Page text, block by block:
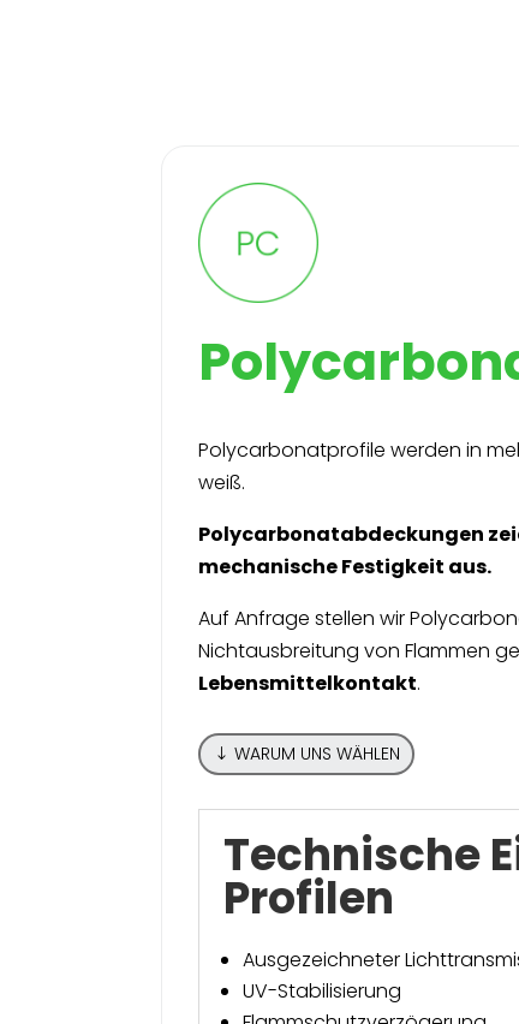
Polycarbonatprofile werden in
weiß.
Polycarbonatabdeckungen
mechanische Festigkeit aus.
Auf Anfrage stellen wir
Nichtausbreitung von Flammen
Lebensmittelkontakt.
WARUM UNS WÄHLEN
Technische
Profilen
Ausgezeichneter
UV-Stabilisierung